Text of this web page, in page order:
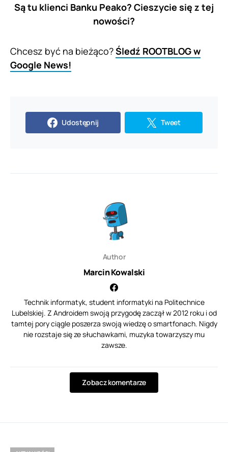
Są tu klienci Banku Peako? Cieszycie się z tej
nowości?
Chcesz być na bieżąco?Śledź ROOTBLOG w
Google News!
Udostępnij Tweet
Author
Marcin Kowalski
Technik informatyk, student informatyki na Politechnice
Lubelskiej. Z Androidem swoją przygodę zaczął w 2012 roku i od
tamtej pory ciągle poszerza swoją wiedzę o smartfonach. Nigdy
nie rozstaje się ze słuchawkami, muzyka towarzyszy mu
zawsze.
Zobacz komentarze